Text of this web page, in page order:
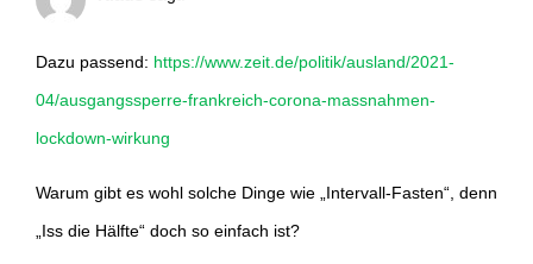
Dazu passend: https://www.zeit.de/politik/ausland/2021-
04/ausgangssperre-frankreich-corona-massnahmen-
lockdown-wirkung
Warum gibt es wohl solche Dinge wie „Intervall-Fasten“, denn
„Iss die Hälfte“ doch so einfach ist?